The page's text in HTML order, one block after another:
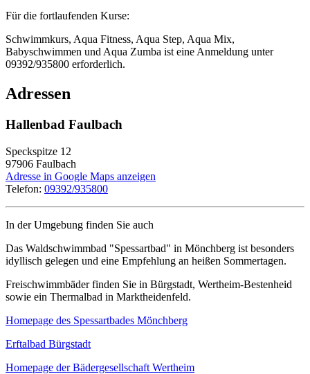
Für die fortlaufenden Kurse:
Schwimmkurs, Aqua Fitness, Aqua Step, Aqua Mix,
Babyschwimmen und Aqua Zumba ist eine Anmeldung unter
09392/935800 erforderlich.
Adressen
Hallenbad Faulbach
Speckspitze 12
97906 Faulbach
Adresse in Google Maps anzeigen
Telefon: 09392/935800
In der Umgebung finden Sie auch
Das Waldschwimmbad "Spessartbad" in Mönchberg ist besonders
idyllisch gelegen und eine Empfehlung an heißen Sommertagen.
Freischwimmbäder finden Sie in Bürgstadt, Wertheim-Bestenheid
sowie ein Thermalbad in Marktheidenfeld.
Homepage des Spessartbades Mönchberg
Erftalbad Bürgstadt
Homepage der Bädergesellschaft Wertheim